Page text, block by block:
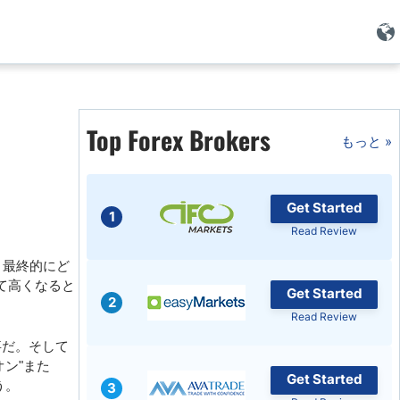
終的にど
高くなると
。そして
ン"また
Top Forex Brokers もっと »
1
Get Started
Read Review
2
Get Started
Read Review
3
Get Started